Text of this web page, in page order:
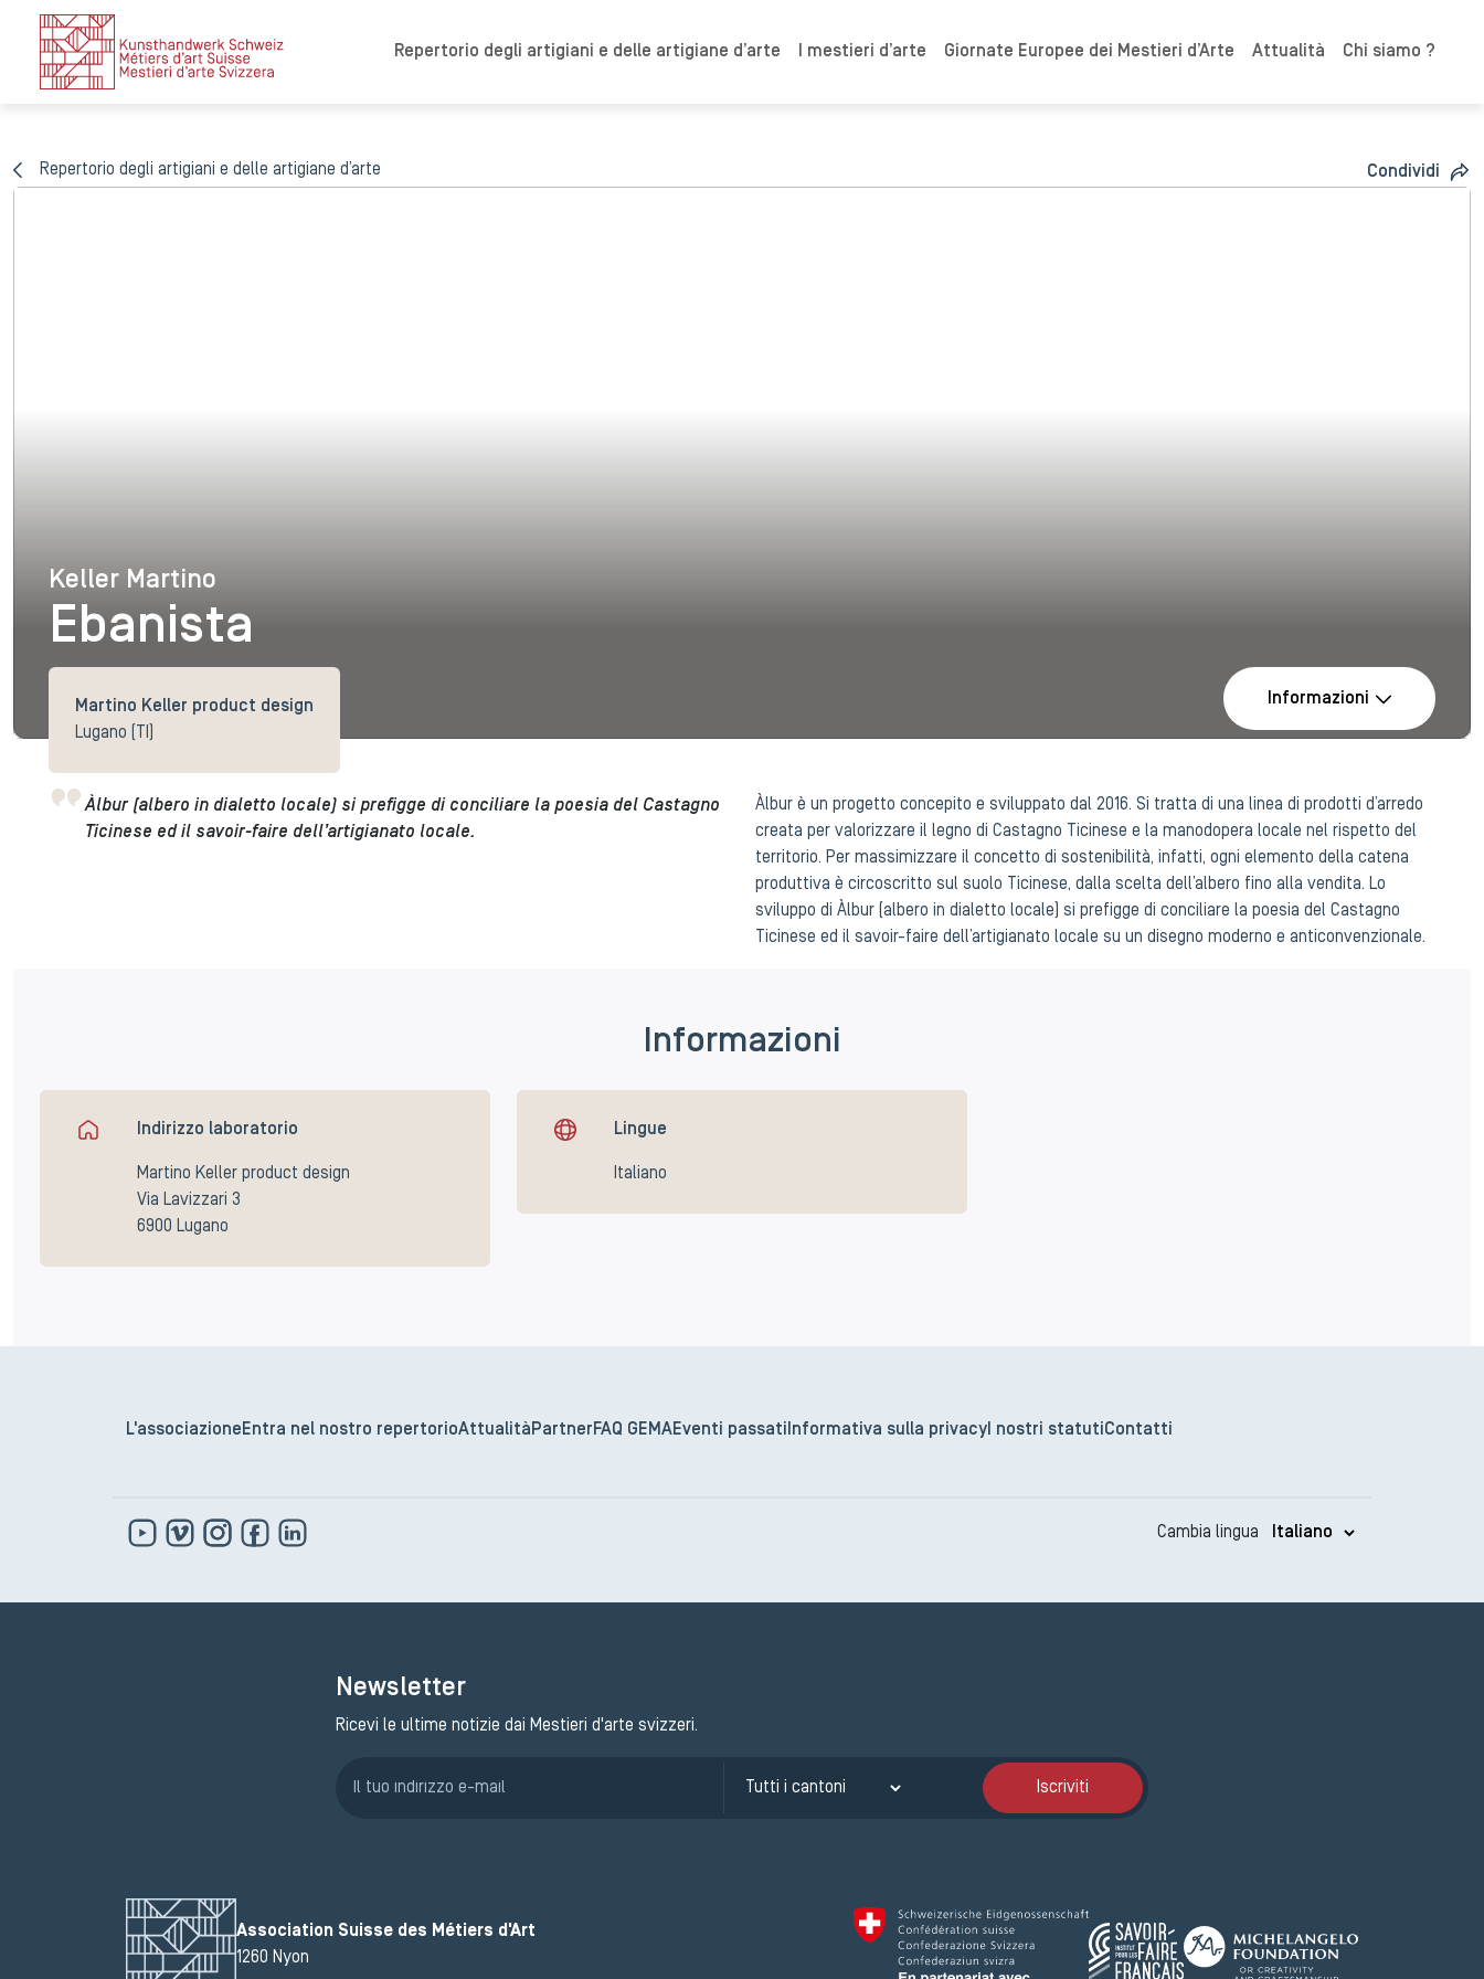
Repertorio degli artigiani e delle artigiane d’arte I mestieri d’arte Giornate Europee dei Mestieri d’Arte Attualità Chi siamo ?
Repertorio degli artigiani e delle artigiane d’arte Condividi
Keller Martino
Keller Martino
Ebanista
Martino Keller product design
Lugano (TI)
Informazioni
Àlbur (albero in dialetto locale) si prefigge di conciliare la poesia del Castagno
Ticinese ed il savoir-faire dell’artigianato locale.
Àlbur è un progetto concepito e sviluppato dal 2016. Si tratta di una linea di prodotti d’arredo
creata per valorizzare il legno di Castagno Ticinese e la manodopera locale nel rispetto del
territorio. Per massimizzare il concetto di sostenibilità, infatti, ogni elemento della catena
produttiva è circoscritto sul suolo Ticinese, dalla scelta dell’albero fino alla vendita. Lo
sviluppo di Àlbur (albero in dialetto locale) si prefigge di conciliare la poesia del Castagno
Ticinese ed il savoir-faire dell’artigianato locale su un disegno moderno e anticonvenzionale.
Informazioni
Indirizzo laboratorio
Martino Keller product design
Via Lavizzari 3
6900 Lugano
Lingue
Italiano
L'associazione Entra nel nostro repertorioAttualità Partner FAQ GEMAEventi passati Informativa sulla privacy I nostri statuti Contatti
Cambia lingua
Newsletter
Ricevi le ultime notizie dai Mestieri d'arte svizzeri.
Iscriviti
Association Suisse des Métiers d'Art
1260 Nyon